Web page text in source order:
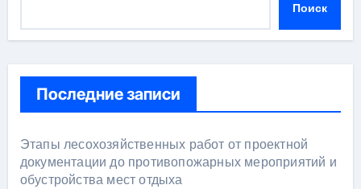
Поиск
Последние записи
Этапы лесохозяйственных работ от проектной
документации до противопожарных мероприятий и
обустройства мест отдыха